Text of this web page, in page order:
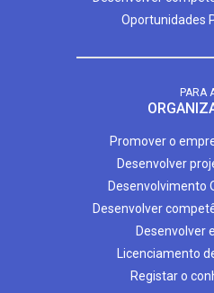
Oportunidades
PARA
Promover o
Desenvolver
Desenvolvimento
Desenvolver
Desenvolver
Licenciamento
Registar o